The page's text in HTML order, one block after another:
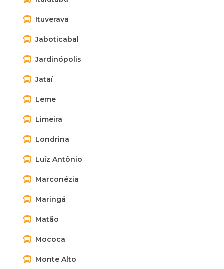
Ituverava
Jaboticabal
Jardinópolis
Jataí
Leme
Limeira
Londrina
Luíz Antônio
Marconézia
Maringá
Matão
Mococa
Monte Alto